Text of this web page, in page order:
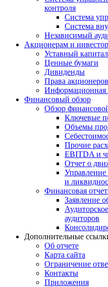
контроля
Система
Система
Независимый
Акционерам и
Уставный капитал
Ценные бумаги
Дивиденды
Права акционеров
Информационная
Финансовый обзор
Обзор
Ключевые
Объемы
Прочие
EBITDA и
Отчет о
и
Финансовая
Заявление
аудиторов
Дополнительные
Об отчете
Карта сайта
Ограничение
Контакты
Приложения